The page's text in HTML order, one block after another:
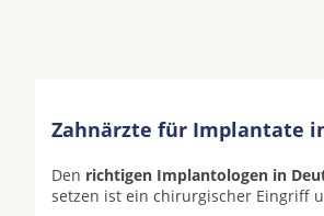
Zahnärzte für Implantate
Den richtigen Implantologen in
setzen ist ein chirurgischer Eingriff